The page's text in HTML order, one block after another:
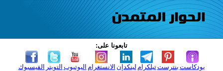
تابعونا على:
الفيسبوك التويتر اليوتيوب الانستغرام لينكدإن تيلكرامبنترست بودكاست